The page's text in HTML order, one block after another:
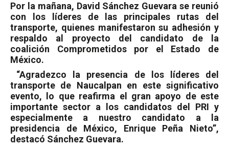
Por la mañana, David Sánchez Guevara se reunió
con los líderes de las principales rutas del
transporte, quienes manifestaron su adhesión y
respaldo al proyecto del candidato de la
coalición Comprometidos por el Estado de
México.
“Agradezco la presencia de los líderes del
transporte de Naucalpan en este significativo
evento, lo que reafirma el gran apoyo de este
importante sector a los candidatos del PRI y
especialmente a nuestro candidato a la
presidencia de México, Enrique Peña Nieto”,
destacó Sánchez Guevara.